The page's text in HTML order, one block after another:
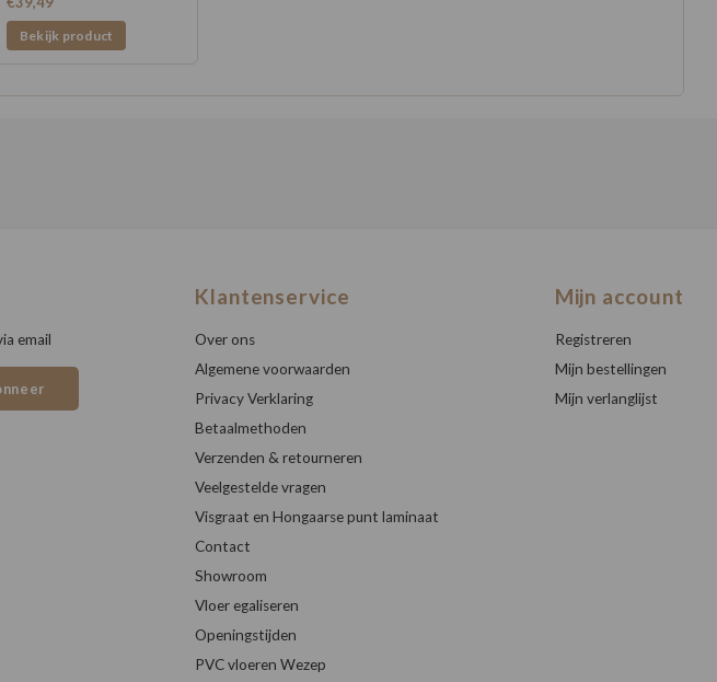
Bekijk product
email
Klantenservice
Over ons
Algemene voorwaarden
Privacy Verklaring
Betaalmethoden
Verzenden & retourneren
Veelgestelde vragen
Visgraat en Hongaarse punt laminaat
Contact
Showroom
Vloer egaliseren
Openingstijden
PVC vloeren Wezep
Mijn account
Registreren
Mijn bestellingen
Mijn verlanglijst